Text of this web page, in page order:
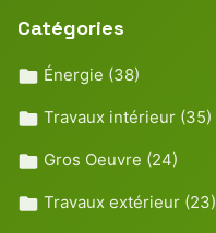
Catégories
Énergie (38)
Travaux intérieur (35)
Gros Oeuvre (24)
Travaux extérieur (23)